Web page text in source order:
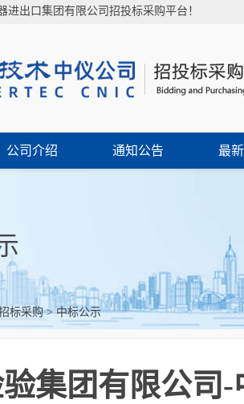
进出口集团有限公司招投标采购平台！
公司介绍 通知公告 最
标采购>中标公示
集团有限公司